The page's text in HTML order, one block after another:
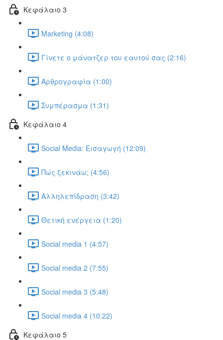
Κεφάλαιο 3
Marketing (4:08)
Γίνετε ο μάνατζερ του εαυτού σας (2:16)
Αρθρογραφία (1:00)
Συμπέρασμα (1:31)
Κεφάλαιο 4
Social Media: Εισαγωγή (12:09)
Πώς ξεκινάω; (4:56)
Αλληλεπίδραση (3:42)
Θετική ενέργεια (1:20)
Social media 1 (4:57)
Social media 2 (7:55)
Social media 3 (5:48)
Social media 4 (10:22)
Κεφάλαιο 5